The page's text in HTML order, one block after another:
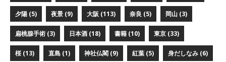
夕陽 (5) 夜景 (9) 大阪 (113) 奈良 (5) 岡山 (3)
扁桃腺手術 (3) 日本酒 (18) 書籍 (10) 東京 (33)
桜 (13) 直島 (1) 神社仏閣 (9) 紅葉 (5) 身だしなみ (6)